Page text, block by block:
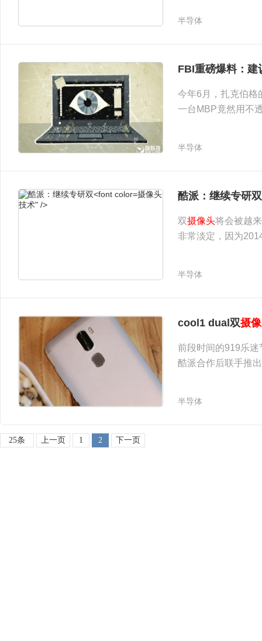
半导体
FBI重磅爆料：建
今年6月，扎克伯格
一台MBP竟然用不
半导体
摄像头
技术" />
酷派：继续专研双
双摄像头将会被越
非常淡定，因为
半导体
cool1 dual双摄
前段时间的919乐
酷派合作后联手推
半导体
25条 上一页 1 2 下一页